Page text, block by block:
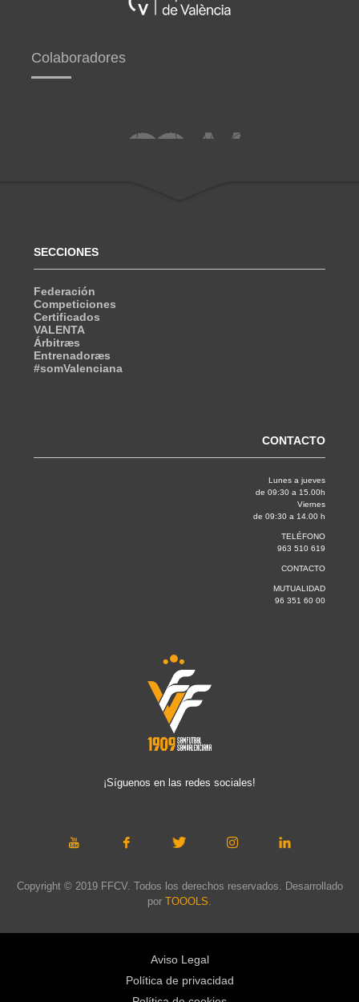
Colaboradores
SECCIONES
Federación
Competiciones
Certificados
VALENTA
Árbitræs
Entrenadoræs
#somValenciana
CONTACTO
Lunes a jueves
de 09:30 a 15.00h
Viernes
de 09:30 a 14.00 h
TELÉFONO
963 510 619
CONTACTO
MUTUALIDAD
96 351 60 00
¡Síguenos en las redes sociales!
Copyright © 2019 FFCV. Todos los derechos reservados. Desarrollado
por TOOOLS.
Aviso Legal
Política de privacidad